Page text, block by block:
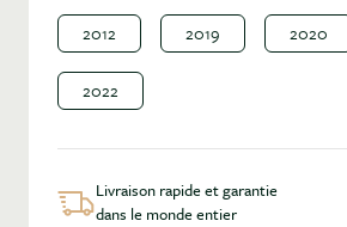
2012 2019 2020
2022
Livraison rapide et garantie
dans le monde entier